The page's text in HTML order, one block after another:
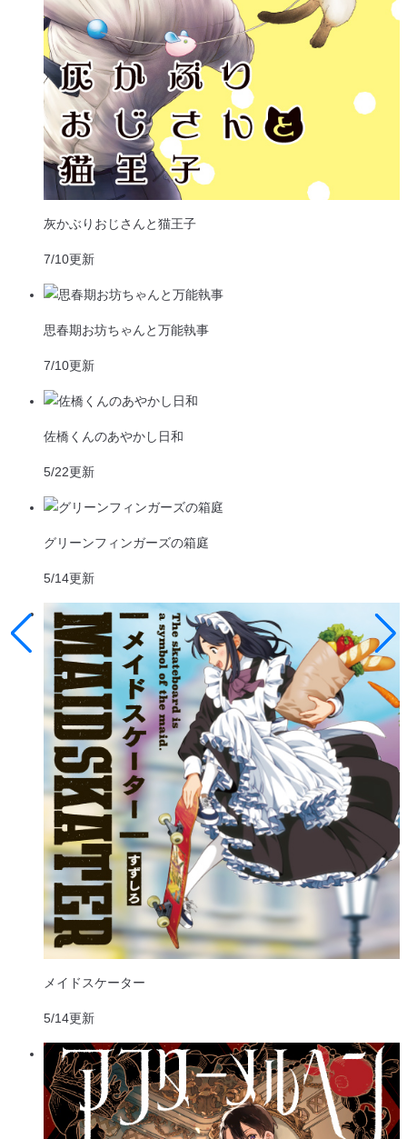
灰かぶりおじさんと猫王子
7/10更新
思春期お坊ちゃんと万能執事
7/10更新
佐橋くんのあやかし日和
5/22更新
グリーンフィンガーズの箱庭
5/14更新
メイドスケーター
5/14更新